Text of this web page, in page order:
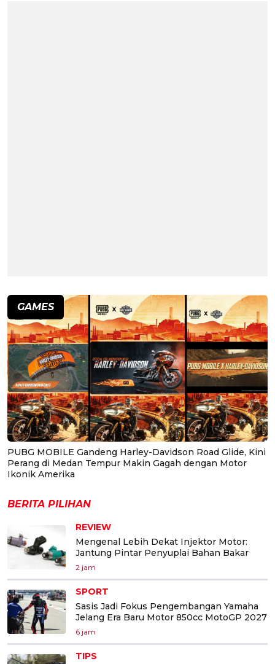
GAMES
PUBG MOBILE Gandeng Harley-Davidson Road Glide, Kini
Perang di Medan Tempur Makin Gagah dengan Motor
Ikonik Amerika
BERITA PILIHAN
REVIEW
Mengenal Lebih Dekat Injektor Motor:
Jantung Pintar Penyuplai Bahan Bakar
2 jam
SPORT
Sasis Jadi Fokus Pengembangan Yamaha
Jelang Era Baru Motor 850cc MotoGP 2027
6 jam
TIPS